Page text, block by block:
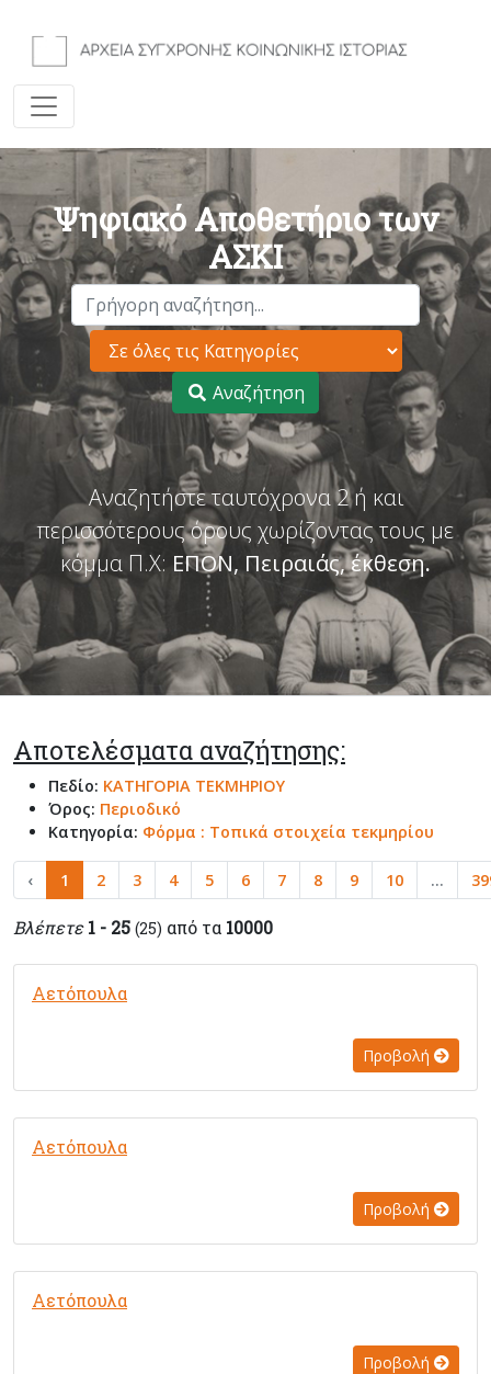
Ψηφιακό Αποθετήριο των
ΑΣΚΙ
Αναζήτηση
Αναζητήστε ταυτόχρονα 2 ή και
περισσότερους όρους χωρίζοντας τους με
κόμμα Π.Χ: ΕΠΟΝ, Πειραιάς, έκθεση.
Αποτελέσματα αναζήτησης:
Πεδίο: ΚΑΤΗΓΟΡΙΑ ΤΕΚΜΗΡΙΟΥ
Όρος: Περιοδικό
Κατηγορία: Φόρμα : Τοπικά στοιχεία τεκμηρίου
‹ 1 2 3 4 5 6 7 8 9 10 ...
Βλέπετε 1 - 25 (25) από τα 10000
Αετόπουλα
Προβολή
Αετόπουλα
Προβολή
Αετόπουλα
Προβολή